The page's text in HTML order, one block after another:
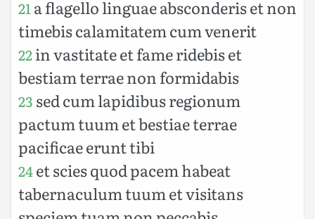
21 a flagello linguae absconderis et non
timebis calamitatem cum venerit
22in vastitate et fame ridebis et
bestiam terrae non formidabis
23 sed cum lapidibus regionum
pactum tuum et bestiae terrae
pacificae erunt tibi
24et scies quod pacem habeat
tabernaculum tuum et visitans